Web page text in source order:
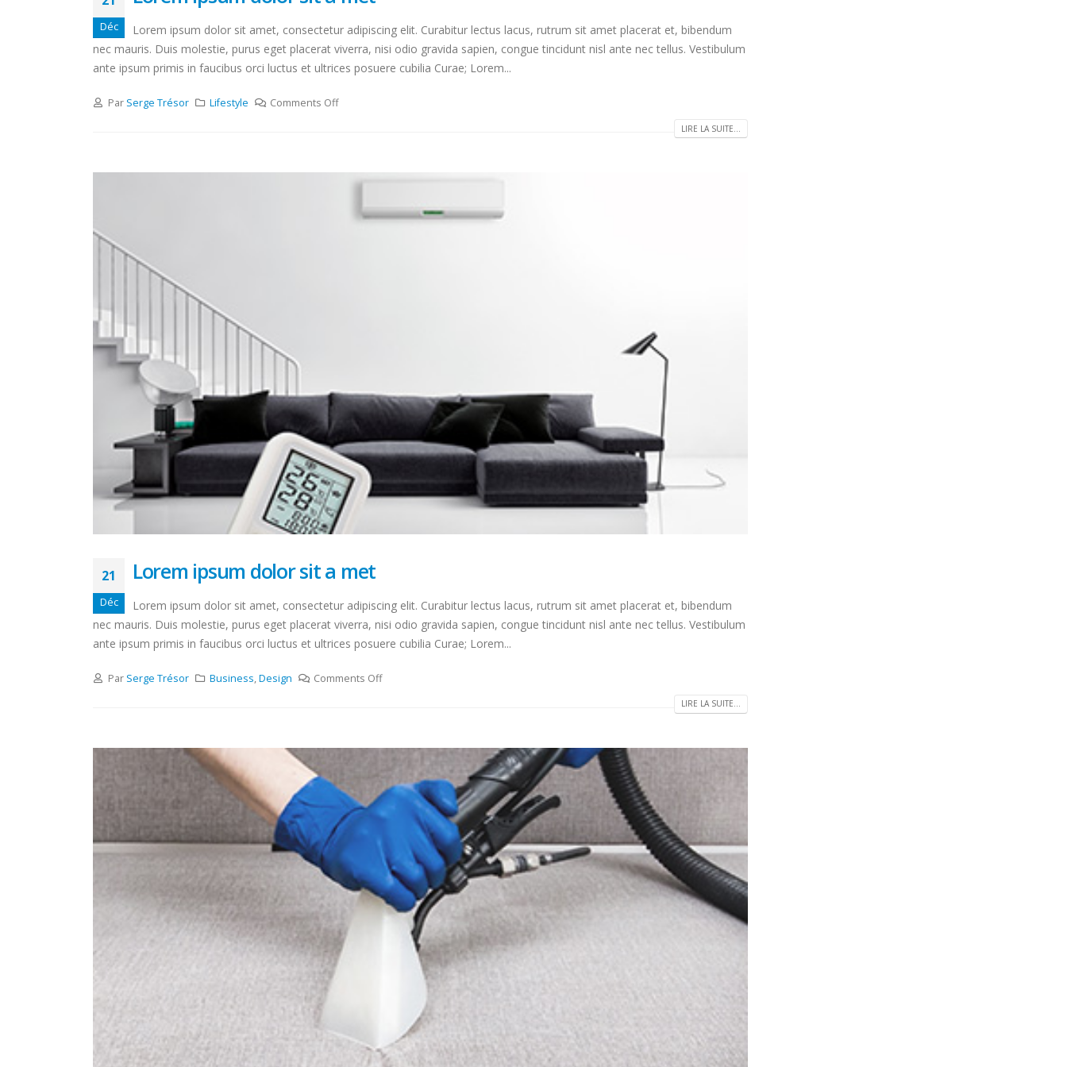
Déc
Lorem ipsum dolor sit amet, consectetur adipiscing elit. Curabitur lectus lacus, rutrum sit amet placerat et, bibendum
nec mauris. Duis molestie, purus eget placerat viverra, nisi odio gravida sapien, congue tincidunt nisl ante nec tellus. Vestibulum
ante ipsum primis in faucibus orci luctus et ultrices posuere cubilia Curae; Lorem...
Par Serge Trésor Lifestyle Comments Off
LIRE LA SUITE...
21
Déc
Lorem ipsum dolor sit a met
Lorem ipsum dolor sit amet, consectetur adipiscing elit. Curabitur lectus lacus, rutrum sit amet placerat et, bibendum
nec mauris. Duis molestie, purus eget placerat viverra, nisi odio gravida sapien, congue tincidunt nisl ante nec tellus. Vestibulum
ante ipsum primis in faucibus orci luctus et ultrices posuere cubilia Curae; Lorem...
Par Serge Trésor Business,Design Comments Off
LIRE LA SUITE...